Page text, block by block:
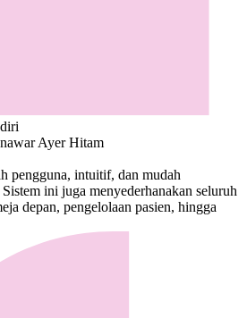
Ayer Hitam
pengguna, intuitif, dan mudah
ini juga menyederhanakan seluruh
depan, pengelolaan pasien, hingga